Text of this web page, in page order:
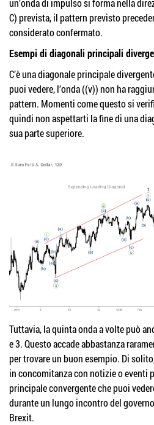
un’onda di impulso si forma nella
C) prevista, il pattern previsto
considerato confermato.
Esempi di diagonali principali
C’è una diagonale principale
puoi vedere, l’onda ((v)) non ha
pattern. Momenti come questo si
quindi non aspettarti la fine di una
sua parte superiore.
Tuttavia, la quinta onda a volte può
e 3. Questo accade abbastanza
per trovare un buon esempio. Di
in concomitanza con notizie o eventi
principale convergente che puoi
durante un lungo incontro del
Brexit.